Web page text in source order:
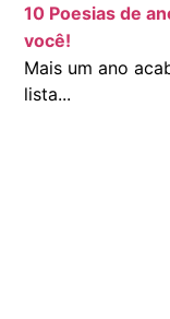
10 Poesias de
você!
Mais um ano
lista...